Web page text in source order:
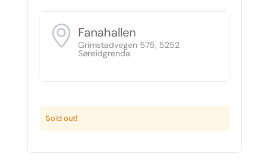
Fanahallen
Grimstadvegen 575, 5252
Søreidgrenda
Sold out!